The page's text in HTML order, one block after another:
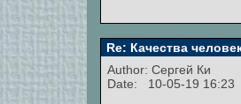
Re: Качества
Author: Сергей Ки
Date: 10-05-19 16:23